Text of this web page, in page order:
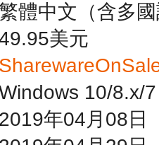
體中文（含多
美元
10/8.x/
年04月08日